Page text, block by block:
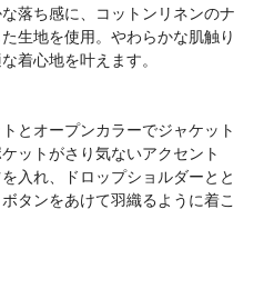
落ち感に、コットンリネンのナ
生地を使用。やわらかな肌触り
着心地を叶えます。
とオープンカラーでジャケット
ットがさり気ないアクセント
入れ、ドロップショルダーとと
タンをあけて羽織るように着こ